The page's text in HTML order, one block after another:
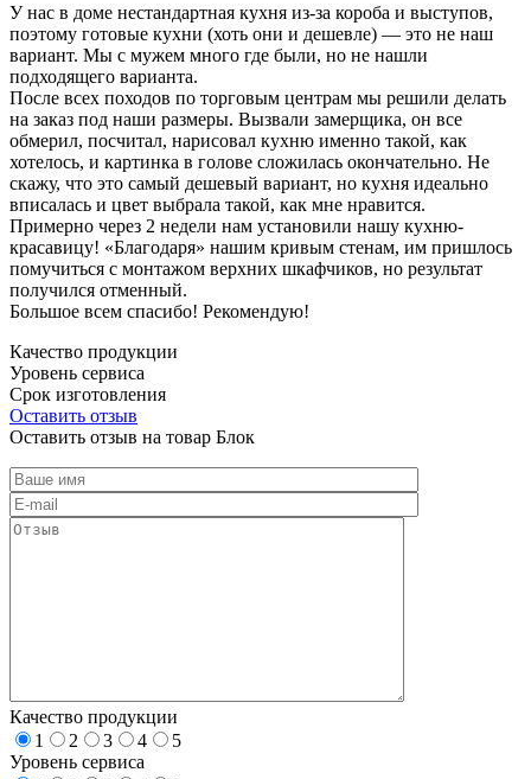
У нас в доме нестандартная кухня из-за короба и выступов,
поэтому готовые кухни (хоть они и дешевле) — это не наш
вариант. Мы с мужем много где были, но не нашли
подходящего варианта.
После всех походов по торговым центрам мы решили делать
на заказ под наши размеры. Вызвали замерщика, он все
обмерил, посчитал, нарисовал кухню именно такой, как
хотелось, и картинка в голове сложилась окончательно. Не
скажу, что это самый дешевый вариант, но кухня идеально
вписалась и цвет выбрала такой, как мне нравится.
Примерно через 2 недели нам установили нашу кухню-
красавицу! «Благодаря» нашим кривым стенам, им пришлось
помучиться с монтажом верхних шкафчиков, но результат
получился отменный.
Большое всем спасибо! Рекомендую!
Качество продукции
Уровень сервиса
Срок изготовления
Оставить отзыв
Оставить отзыв на товар Блок
Качество продукции
1
2 3 4
5
Уровень сервиса